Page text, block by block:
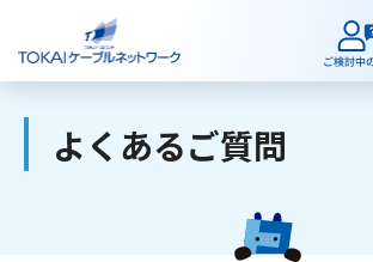
ご検討中のお客様
ご利用中のお客様
よくあるご質問